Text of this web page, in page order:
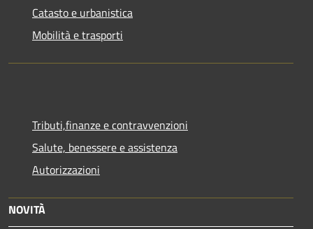
Catasto e urbanistica
Mobilità e trasporti
Tributi,finanze e contravvenzioni
Salute, benessere e assistenza
Autorizzazioni
NOVITÀ